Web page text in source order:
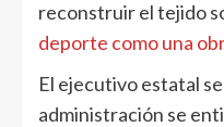
reconstruir el tejido
deporte como una
El ejecutivo estatal
administración se